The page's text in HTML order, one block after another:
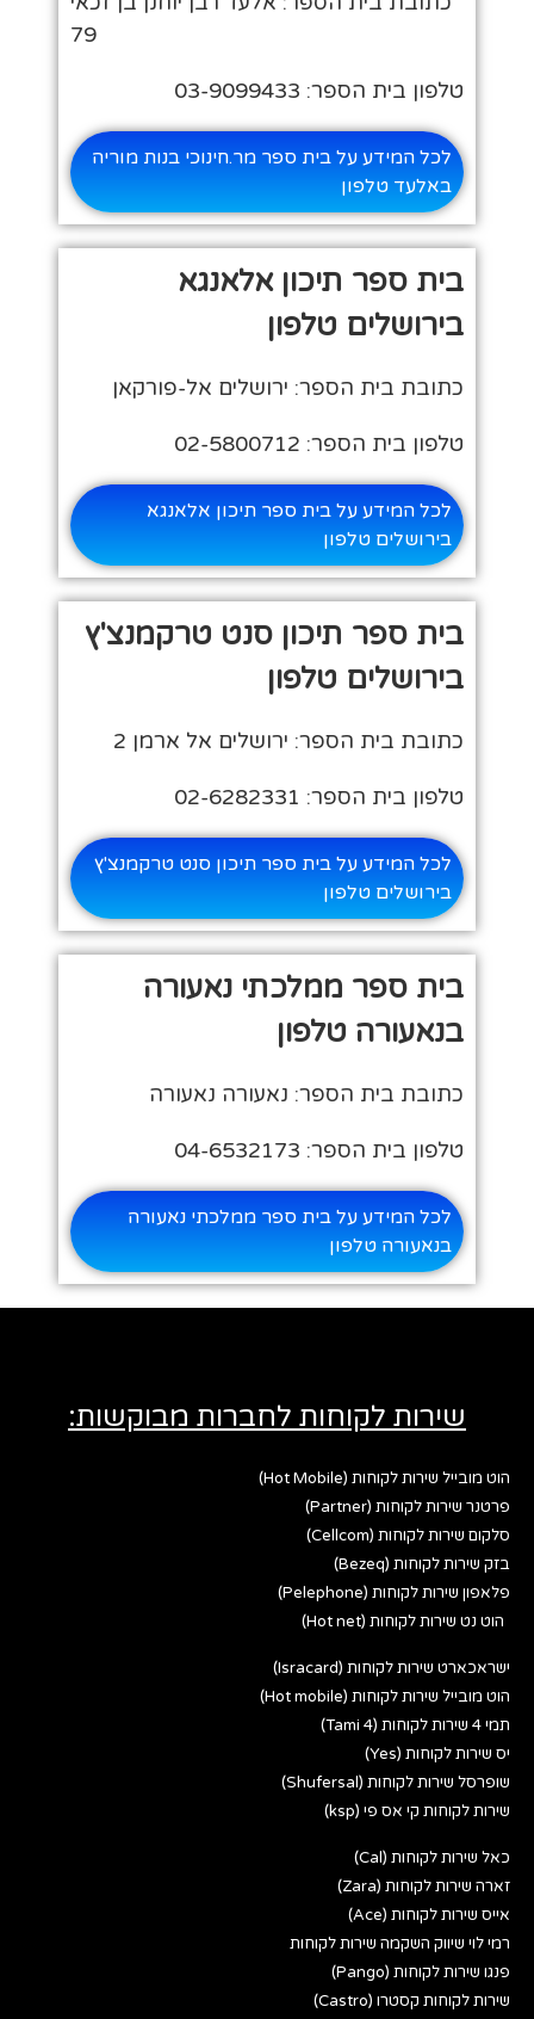
79
טלפון בית הספר: 03-9099433
לכל המידע על בית ספר מר.חינוכי בנות מוריה
באלעד טלפון
בית ספר תיכון אלאנגא
בירושלים טלפון
כתובת בית הספר: ירושלים אל-פורקאן
טלפון בית הספר: 02-5800712
לכל המידע על בית ספר תיכון אלאנגא
בירושלים טלפון
בית ספר תיכון סנט טרקמנצ'ץ
בירושלים טלפון
כתובת בית הספר: ירושלים אל ארמן 2
טלפון בית הספר: 02-6282331
לכל המידע על בית ספר תיכון סנט טרקמנצ'ץ
בירושלים טלפון
בית ספר ממלכתי נאעורה
בנאעורה טלפון
כתובת בית הספר: נאעורה נאעורה
טלפון בית הספר: 04-6532173
לכל המידע על בית ספר ממלכתי נאעורה
בנאעורה טלפון
שירות לקוחות לחברות מבוקשות:
הוט מובייל שירות לקוחות (Hot Mobile)
פרטנר שירות לקוחות (Partner)
סלקום שירות לקוחות (Cellcom)
בזק שירות לקוחות (Bezeq)
פלאפון שירות לקוחות (Pelephone)
הוט נט שירות לקוחות (Hot net)
ישראכארט שירות לקוחות (Isracard)
הוט מובייל שירות לקוחות (Hot mobile)
תמי 4 שירות לקוחות (Tami 4)
יס שירות לקוחות (Yes)
שופרסל שירות לקוחות (Shufersal)
שירות לקוחות קי אס פי (ksp)
כאל שירות לקוחות (Cal)
זארה שירות לקוחות (Zara)
אייס שירות לקוחות (Ace)
רמי לוי שיווק השקמה שירות לקוחות
פנגו שירות לקוחות (Pango)
שירות לקוחות קסטרו (Castro)